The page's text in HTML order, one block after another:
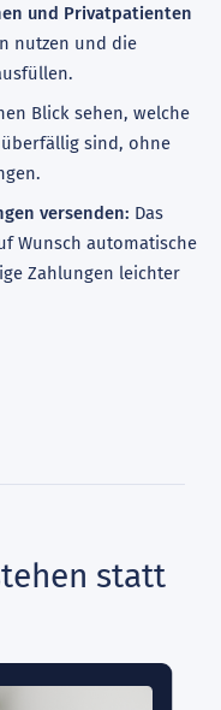
und Privatpatienten
nutzen und die
Blick sehen, welche
sind, ohne
versenden: Das
Wunsch automatische
Zahlungen leichter
statt